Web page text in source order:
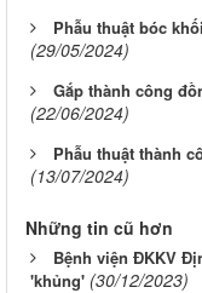
Phẫu thuật bóc
(29/05/2024)
Gắp thành công
(22/06/2024)
Phẫu thuật thành
(13/07/2024)
Những tin cũ hơn
Bệnh viện ĐKKV
'khủng' (30/12/2023)